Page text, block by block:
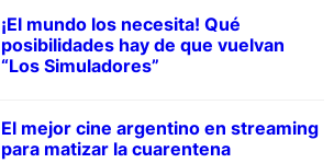
¡El mundo los necesita! Qué
posibilidades hay de que vuelvan
“Los Simuladores”
El mejor cine argentino en streaming
para matizar la cuarentena